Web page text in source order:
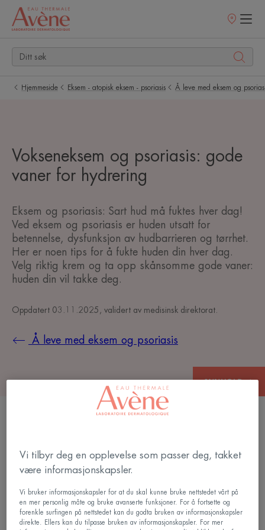
Utsalgssteder
Hjemmeside Eksem - atopisk eksem - psoriasis Å leve med eksem og
Vokseneksem og psoriasis: gode
vaner for hydrering
Eksem og psoriasis: Sart hud må fuktes hver dag!
Ved eksem og psoriasis er huden utsatt for
betennelse, dysfunksjon av hudbarrieren og tørrhet.
Her er noen tips for å fukte huden din hver dag.
Velg riktig krem og ta opp skånsomme gode vaner:
huden din vil takke deg.
Oppdatert 03.11.2025 , validert av medisinsk direktorat
Å leve med eksem og psoriasis
INNHOLD
Eksem: gode fuktighetsvaner
Enten du er på kontoret eller på en date, er trangen
til å klø ukontrollerbar og kan kontrollere deg på
de verste tidene. Fokuser påhydrering
Vi tilbyr deg en opplevelse som passer deg, takket
være informasjonskapsler.
Vi bruker informasjonskapsler for at du skal kunne bruke nettstedet vårt på
en mer personlig måte og bruke avanserte funksjoner. For å fortsette og
forenkle surfingen på nettstedet kan du godta bruken av informasjonskapsler
direkte. Ellers kan du tilpasse bruken av informasjonskapsler. For mer